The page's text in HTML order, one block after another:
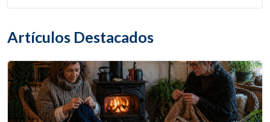
Artículos Destacados